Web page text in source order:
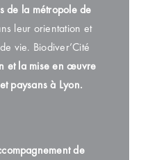
de la métropole de
leur orientation et
vie. Biodiver’Cité
et la mise enœuvre
paysans à Lyon.
de